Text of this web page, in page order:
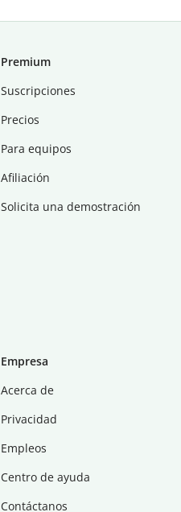
Premium
Suscripciones
Precios
Para equipos
Afiliación
Solicita una demostración
Empresa
Acerca de
Privacidad
Empleos
Centro de ayuda
Contáctanos